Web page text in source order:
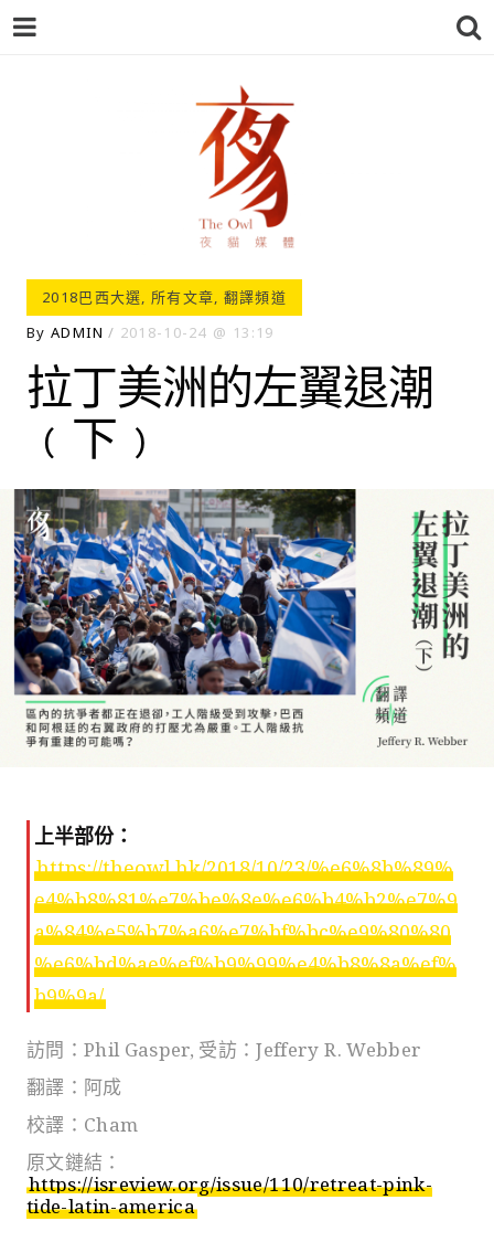
夜貓-THEOWL
2018巴西大選,所有文章, 翻譯頻道
By ADMIN 2018-10-24 13:19
拉丁美洲的左翼退潮
﹙下﹚
上半部份：
https://theowl.hk/2018/10/23/%e6%8b%89%
e4%b8%81%e7%be%8e%e6%b4%b2%e7%9
a%84%e5%b7%a6%e7%bf%bc%e9%80%80
%e6%bd%ae%ef%b9%99%e4%b8%8a%ef%
b9%9a/
訪問：Phil Gasper, 受訪：Jeffery R. Webber
翻譯：阿成
校譯：Cham
原文鏈結：
https://isreview.org/issue/110/retreat-pink-
tide-latin-america